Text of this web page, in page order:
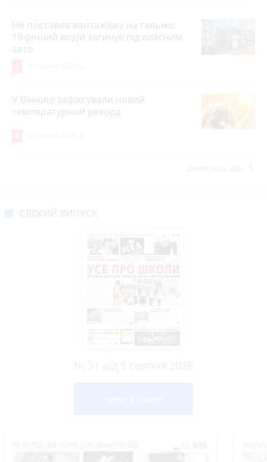
Не поставив вантажівку на гальмо:
19-річний водій загинув під власним
авто
У Вінниці зафіксували новий
температурний рекорд